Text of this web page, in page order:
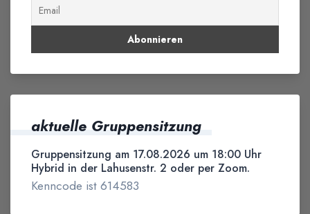
aktuelle Gruppensitzung
Gruppensitzung am 17.08.2026 um 18:00 Uhr
Hybrid in der Lahusenstr. 2 oder per Zoom.
Kenncode ist 614583